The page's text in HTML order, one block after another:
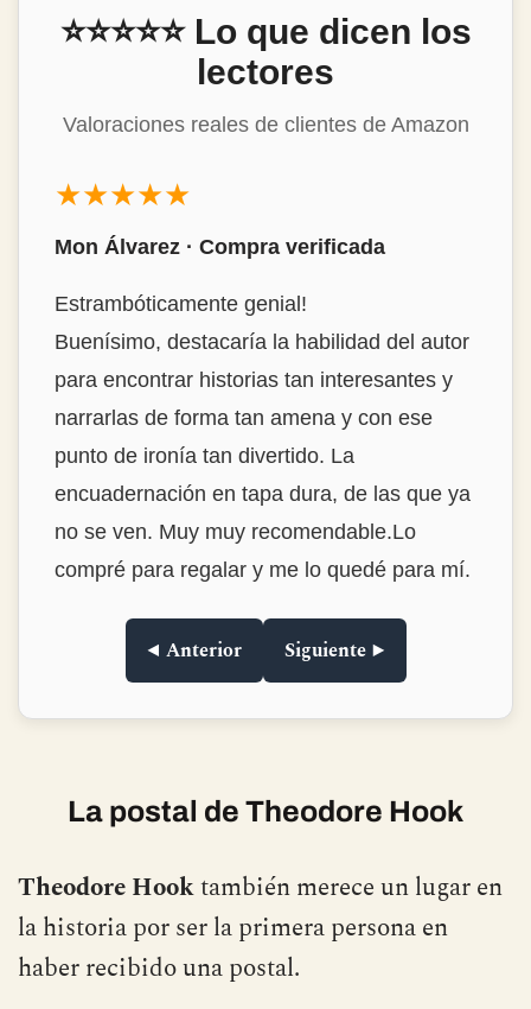
⭐⭐⭐⭐⭐ Lo que dicen los
lectores
Valoraciones reales de clientes de Amazon
★★★★★
Mon Álvarez · Compra verificada
Estrambóticamente genial!
Buenísimo, destacaría la habilidad del autor
para encontrar historias tan interesantes y
narrarlas de forma tan amena y con ese
punto de ironía tan divertido. La
encuadernación en tapa dura, de las que ya
no se ven. Muy muy recomendable.Lo
compré para regalar y me lo quedé para mí.
◀ Anterior Siguiente ▶
La postal de Theodore Hook
Theodore Hooktambién merece un lugar en
la historia por ser la primera persona en
haber recibido una postal.